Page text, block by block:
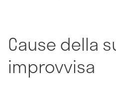
Cause della
improvvisa